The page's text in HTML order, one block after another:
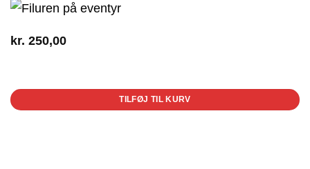
kr. 250,00
TILFØJ TIL KURV